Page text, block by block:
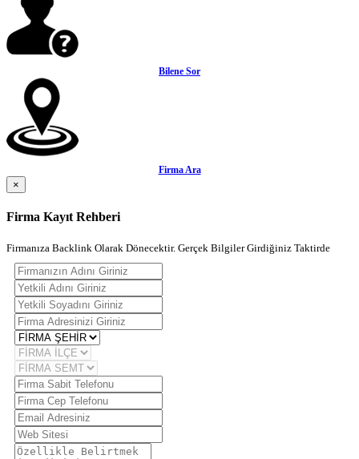
Bilene Sor
Firma Ara
×
Firma Kayıt Rehberi
Firmanıza Backlink Olarak Dönecektir. Gerçek Bilgiler Girdiğiniz Taktirde